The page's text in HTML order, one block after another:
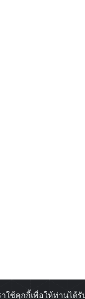
าใช้คุกกี้เพื่อให้ท่านไ